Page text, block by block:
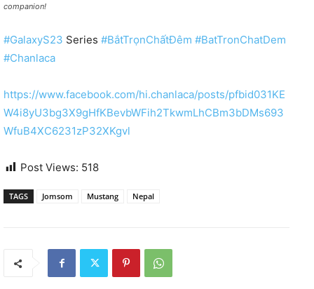
companion!
#GalaxyS23 Series #BắtTrọnChấtĐêm #BatTronChatDem
#Chanlaca
https://www.facebook.com/hi.chanlaca/posts/pfbid031KE
W4i8yU3bg3X9gHfKBevbWFih2TkwmLhCBm3bDMs693
WfuB4XC6231zP32XKgvl
Post Views: 518
TAGS Jomsom Mustang Nepal